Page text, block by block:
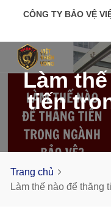
CÔNG TY BẢO VỆ
Làm
tiến
Trang chủ
Làm thế nào để thăng